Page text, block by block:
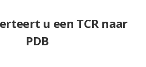
u een TCR naar
PDB